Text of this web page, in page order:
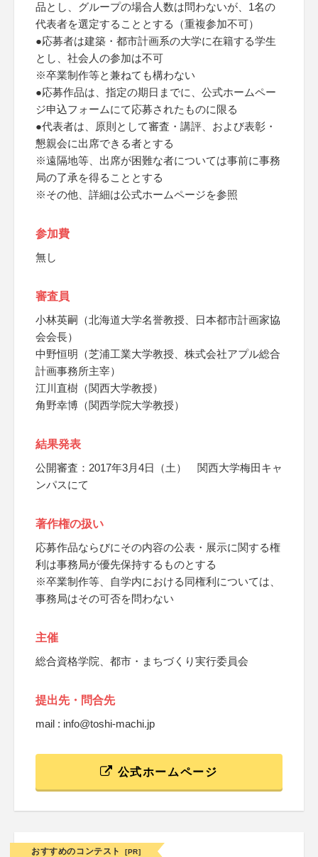
品とし、グループの場合人数は問わないが、1名の
代表者を選定することとする（重複参加不可）
●応募者は建築・都市計画系の大学に在籍する学生
とし、社会人の参加は不可
※卒業制作等と兼ねても構わない
●応募作品は、指定の期日までに、公式ホームペー
ジ申込フォームにて応募されたものに限る
●代表者は、原則として審査・講評、および表彰・
懇親会に出席できる者とする
※遠隔地等、出席が困難な者については事前に事務
局の了承を得ることとする
※その他、詳細は公式ホームページを参照
参加費
無し
審査員
小林英嗣（北海道大学名誉教授、日本都市計画家協
会会長）
中野恒明（芝浦工業大学教授、株式会社アプル総合
計画事務所主宰）
江川直樹（関西大学教授）
角野幸博（関西学院大学教授）
結果発表
公開審査：2017年3月4日（土） 関西大学梅田キャ
ンパスにて
著作権の扱い
応募作品ならびにその内容の公表・展示に関する権
利は事務局が優先保持するものとする
※卒業制作等、自学内における同権利については、
事務局はその可否を問わない
主催
総合資格学院、都市・まちづくり実行委員会
提出先・問合先
mail : info@toshi-machi.jp
公式ホームページ
おすすめのコンテスト [PR]